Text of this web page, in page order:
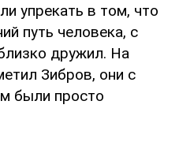
упрекать в том, что
путь человека, с
дружил. На
Зибров, они с
были просто